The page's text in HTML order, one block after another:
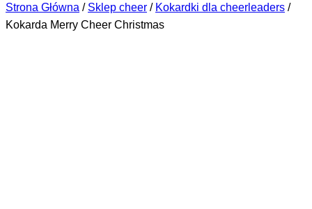
Strona Główna / Sklep cheer / Kokardki dla cheerleaders /
Kokarda Merry Cheer Christmas